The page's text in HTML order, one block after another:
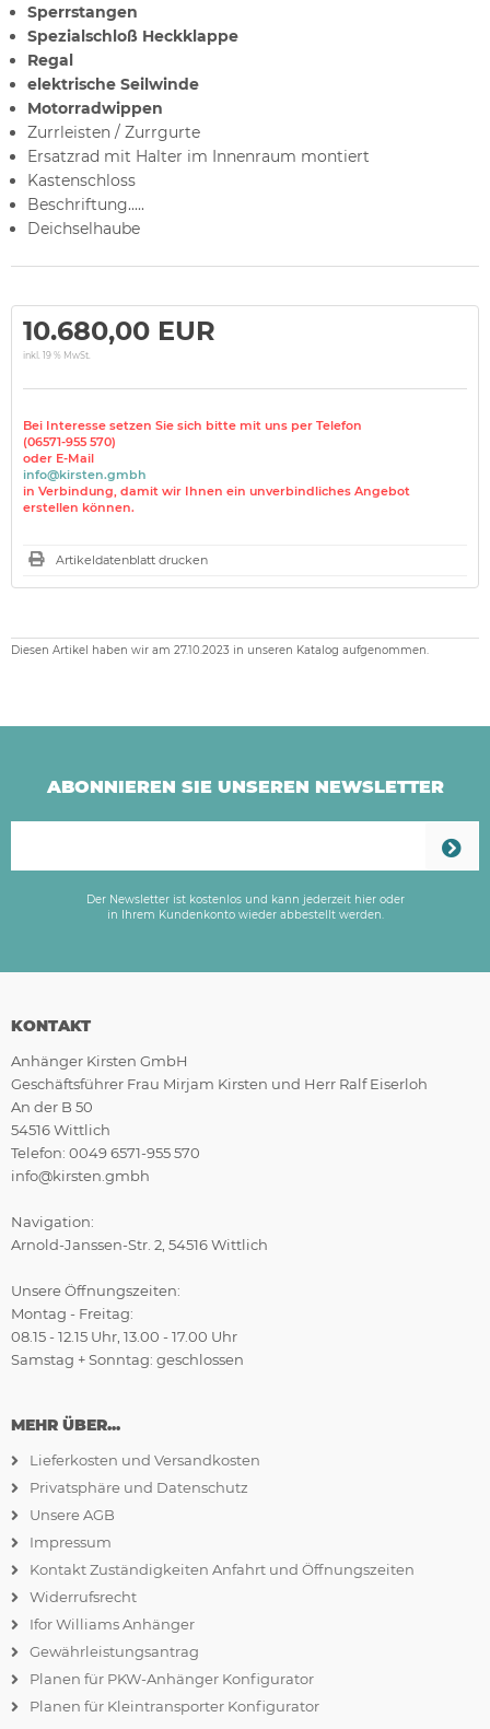
Sperrstangen
Spezialschloß Heckklappe
Regal
elektrische Seilwinde
Motorradwippen
Zurrleisten / Zurrgurte
Ersatzrad mit Halter im Innenraum montiert
Kastenschloss
Beschriftung.....
Deichselhaube
10.680,00 EUR
inkl. 19 % MwSt.
Bei Interesse setzen Sie sich bitte mit uns per Telefon
(06571-955 570)
oder E-Mail
info@kirsten.gmbh
in Verbindung, damit wir Ihnen ein unverbindliches Angebot
erstellen können.
Artikeldatenblatt drucken
Diesen Artikel haben wir am 27.10.2023 in unseren Katalog aufgenommen.
ABONNIEREN SIE UNSEREN NEWSLETTER
Der Newsletter ist kostenlos und kann jederzeit hier oder
in Ihrem Kundenkonto wieder abbestellt werden.
KONTAKT
Anhänger Kirsten GmbH
Geschäftsführer Frau Mirjam Kirsten und Herr Ralf Eiserloh
An der B 50
54516 Wittlich
Telefon: 0049 6571-955 570
info@kirsten.gmbh
Navigation:
Arnold-Janssen-Str. 2, 54516 Wittlich
Unsere Öffnungszeiten:
Montag - Freitag:
08.15 - 12.15 Uhr, 13.00 - 17.00 Uhr
Samstag + Sonntag: geschlossen
MEHR ÜBER...
Lieferkosten und Versandkosten
Privatsphäre und Datenschutz
Unsere AGB
Impressum
Kontakt Zuständigkeiten Anfahrt und Öffnungszeiten
Widerrufsrecht
Ifor Williams Anhänger
Gewährleistungsantrag
Planen für PKW-Anhänger Konfigurator
Planen für Kleintransporter Konfigurator